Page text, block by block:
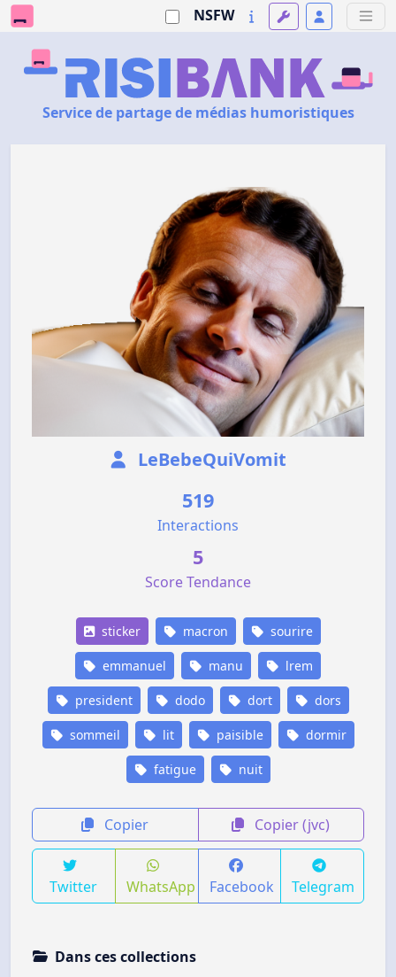
NSFW
Service de partage de médias humoristiques
LeBebeQuiVomit
519
Interactions
5
Score Tendance
sticker macron sourire
emmanuel manu lrem
president dodo dort dors
sommeil lit paisible dormir
fatigue nuit
Copier Copier (jvc)
Twitter WhatsApp Facebook Telegram
Dans ces collections